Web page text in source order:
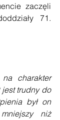
zaczęli
71.
charakter
jest trudny do
był on
niż